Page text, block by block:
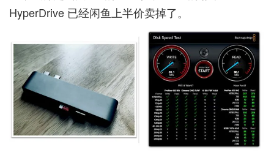
HyperDrive 已经闲鱼上半价卖掉了。